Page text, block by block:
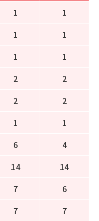
1
1
1
1
1
1
2
2
2
2
1
1
6
4
14
14
7
6
7
7